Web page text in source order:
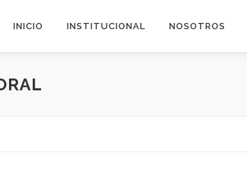
INICIO INSTITUCIONAL NOSOTROS